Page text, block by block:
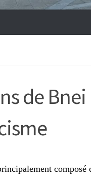
de Bnei
composé